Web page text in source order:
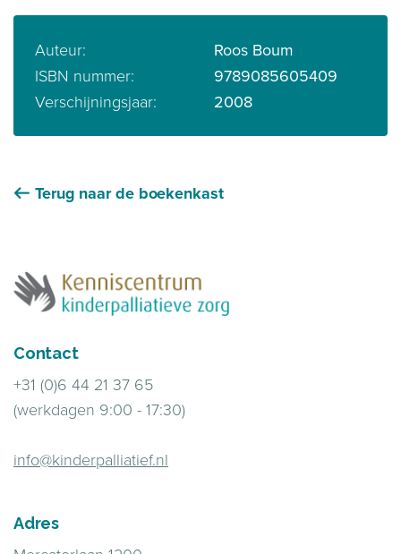
Auteur: Roos Boum
ISBN nummer: 9789085605409
Verschijningsjaar: 2008
Terug naar de boekenkast
Contact
+31 (0)6 44 21 37 65
(werkdagen 9:00 - 17:30)
info@kinderpalliatief.nl
Adres